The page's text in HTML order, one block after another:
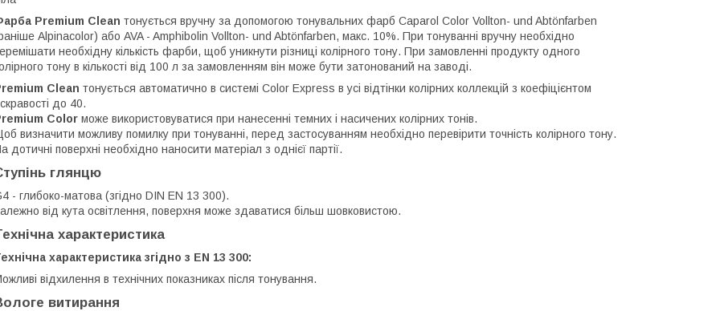
Premium Clean тонується вручну за допомогою тонувальних фарб Caparol Color Vollton- und Abtönfarben
Alpinacolor) або AVA - Amphibolin Vollton- und Abtönfarben, макс. 10%. При тонуванні вручну необхідно
необхідну кількість фарби, щоб уникнути різниці колірного тону. При замовленні продукту одного
тону в кількості від 100 л за замовленням він може бути затонований на заводі.
Clean тонується автоматично в системі Color Express в усі відтінки колірних коллекцій з коефіцієнтом
до 40.
Color може використовуватися при нанесенні темних і насичених колірних тонів.
визначити можливу помилку при тонуванні, перед застосуванням необхідно перевірити точність колірного тону.
дотичні поверхні необхідно наносити матеріал з однієї партії.
глянцю
- глибоко-матова (згідно DIN EN 13 300).
від кута освітлення, поверхня може здаватися більш шовковистою.
характеристика
характеристика згідно з EN 13 300:
відхилення в технічних показниках після тонування.
витирання